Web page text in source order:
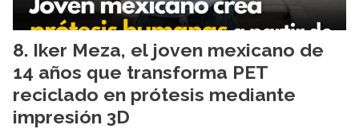
Iker Meza, el joven mexicano de
14 años que transforma PET
reciclado en prótesis mediante
impresión 3D